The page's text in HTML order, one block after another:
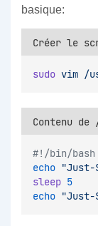
basique:
Créer le
sudo vim /
Contenu
#!/bin/bash
echo "Just-
sleep 5
echo "Just-